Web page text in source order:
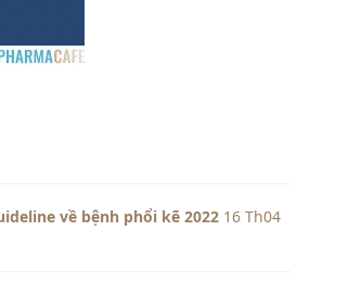
về bệnh phổi kẽ 2022 16 Th04